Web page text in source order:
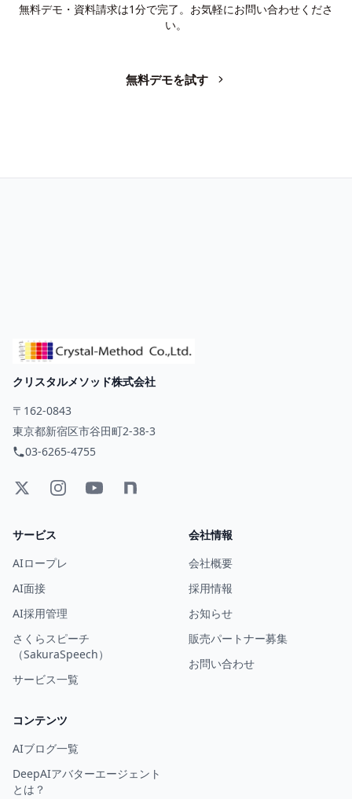
無料デモ・資料請求は1分で完了。お気軽にお問い合わせくださ
い。
無料デモを試す
クリスタルメソッド株式会社
〒162-0843
東京都新宿区市谷田町2-38-3
03-6265-4755
サービス
AIロープレ
AI面接
AI採用管理
さくらスピーチ
（SakuraSpeech）
サービス一覧
会社情報
会社概要
採用情報
お知らせ
販売パートナー募集
お問い合わせ
コンテンツ
AIブログ一覧
DeepAIアバターエージェント
とは？